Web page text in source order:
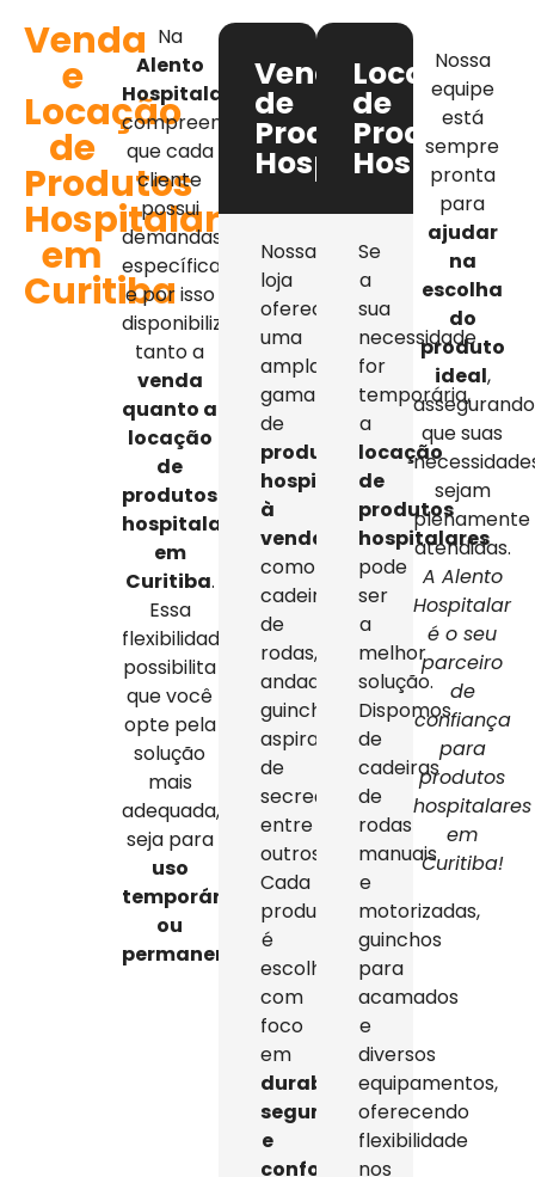
Venda
e
Locação
de
Produtos
Hospitalares
em
Curitiba
Na
Alento
Hospitalar
compreendemos
que cada
cliente
possui
demandas
específicas,
e por isso
disponibilizamos
tanto a
venda
quanto a
locação
de
produtos
hospitalares
em
Curitiba.
Essa
flexibilidade
possibilita
que você
opte pela
solução
mais
adequada,
seja para
uso
temporário
ou
permanente
Venda
de
Produtos
Hospitalares
Nossa
loja
oferece
uma
ampla
gama
de
produtos
hospitalares
à
venda
como
cadeiras
de
rodas,
andadores,
guinchos,
aspiradores
de
secreção,
entre
outros.
Cada
produto
é
escolhido
com
foco
em
durabilidade,
segurança
e
conforto
Locação
de
Produtos
Se
a
sua
necessidade
for
temporária,
a
locação
de
produtos
hospitalares
pode
ser
a
melhor
solução.
Dispomos
de
cadeiras
de
rodas
manuais
e
motorizadas,
guinchos
para
acamados
e
diversos
equipamentos,
oferecendo
flexibilidade
nos
Nossa
equipe
está
sempre
pronta
para
ajudar
na
escolha
do
produto
ideal,
assegurando
que suas
sejam
plenamente
atendidas.
A Alento
Hospitalar
é o seu
parceiro
de
confiança
para
produtos
hospitalares
em
Curitiba!